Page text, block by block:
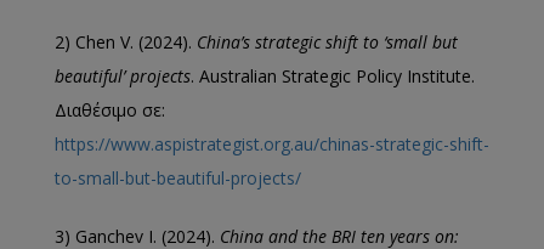
2) Chen V. (2024). China’s strategic shift to ‘small but
beautiful’ projects. Australian Strategic Policy Institute.
Διαθέσιμο σε:
https://www.aspistrategist.org.au/chinas-strategic-shift-
to-small-but-beautiful-projects/
3) Ganchev I. (2024). China and the BRI ten years on: